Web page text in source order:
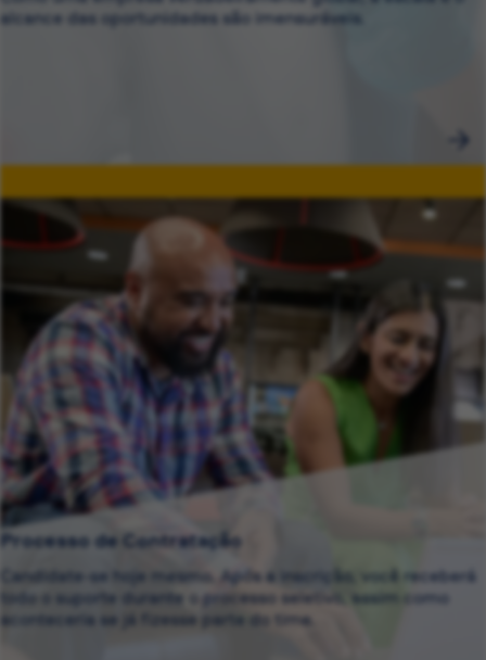
alcance das oportunidades são imensuráveis.
Processo de Contratação
Candidate-se hoje mesmo. Após a inscrição, você receberá
todo o suporte durante o processo seletivo, assim como
aconteceria se já fizesse parte do time.